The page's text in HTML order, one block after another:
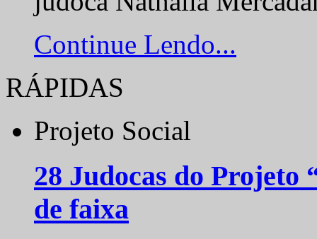
Continue Lendo...
RÁPIDAS
Projeto Social
28 Judocas do
de faixa